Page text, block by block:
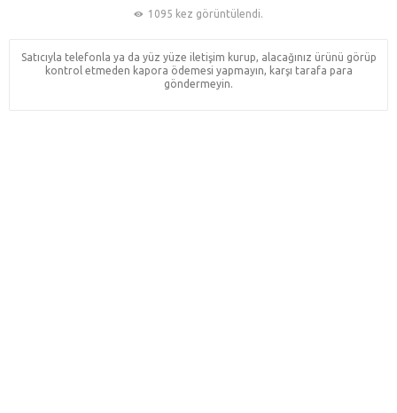
1095 kez görüntülendi.
Satıcıyla telefonla ya da yüz yüze iletişim kurup, alacağınız ürünü görüp
kontrol etmeden kapora ödemesi yapmayın, karşı tarafa para
göndermeyin.